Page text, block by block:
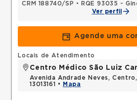
CRM 188740/SP •
RQE 93035 -
Ver perfil
Agende uma
Locais de Atendimento
Centro Médico São Luiz
Avenida Andrade Neves, Centro,
13013161 •
Mapa